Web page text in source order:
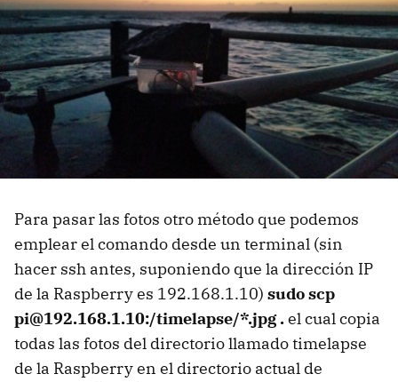
Para pasar las fotos otro método que podemos
emplear el comando desde un terminal (sin
hacer ssh antes, suponiendo que la dirección IP
de la Raspberry es 192.168.1.10) sudo scp
pi@192.168.1.10:/timelapse/*.jpg .el cual copia
todas las fotos del directorio llamado timelapse
de la Raspberry en el directorio actual de